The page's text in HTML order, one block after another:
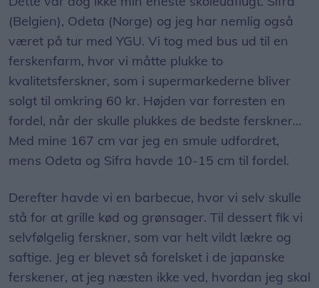
(Belgien), Odeta (Norge) og jeg har nemlig også
været på tur med YGU. Vi tog med bus ud til en
ferskenfarm, hvor vi måtte plukke to
kvalitetsferskner, som i supermarkederne bliver
solgt til omkring 60 kr. Højden var forresten en
fordel, når der skulle plukkes de bedste ferskner…
Med mine 167 cm var jeg en smule udfordret,
mens Odeta og Sifra havde 10-15 cm til fordel.
Derefter havde vi en barbecue, hvor vi selv skulle
stå for at grille kød og grønsager. Til dessert fik vi
selvfølgelig ferskner, som var helt vildt lækre og
saftige. Jeg er blevet så forelsket i de japanske
ferskener, at jeg næsten ikke ved, hvordan jeg skal